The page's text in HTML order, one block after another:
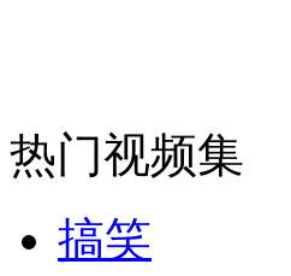
纽约上演“枕头大战”
热门视频集
搞笑